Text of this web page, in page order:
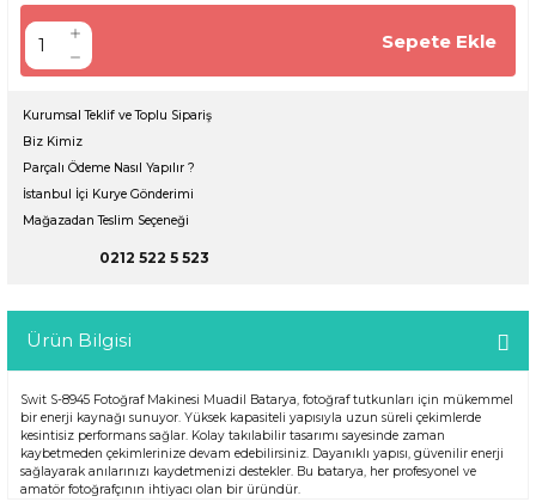
Sepete Ekle
Kurumsal Teklif ve Toplu Sipariş
Biz Kimiz
Parçalı Ödeme Nasıl Yapılır ?
İstanbul İçi Kurye Gönderimi
Mağazadan Teslim Seçeneği
0212 522 5 523
Ürün Bilgisi
Swit S-8945 Fotoğraf Makinesi Muadil Batarya, fotoğraf tutkunları için mükemmel
bir enerji kaynağı sunuyor. Yüksek kapasiteli yapısıyla uzun süreli çekimlerde
kesintisiz performans sağlar. Kolay takılabilir tasarımı sayesinde zaman
kaybetmeden çekimlerinize devam edebilirsiniz. Dayanıklı yapısı, güvenilir enerji
sağlayarak anılarınızı kaydetmenizi destekler. Bu batarya, her profesyonel ve
amatör fotoğrafçının ihtiyacı olan bir üründür.